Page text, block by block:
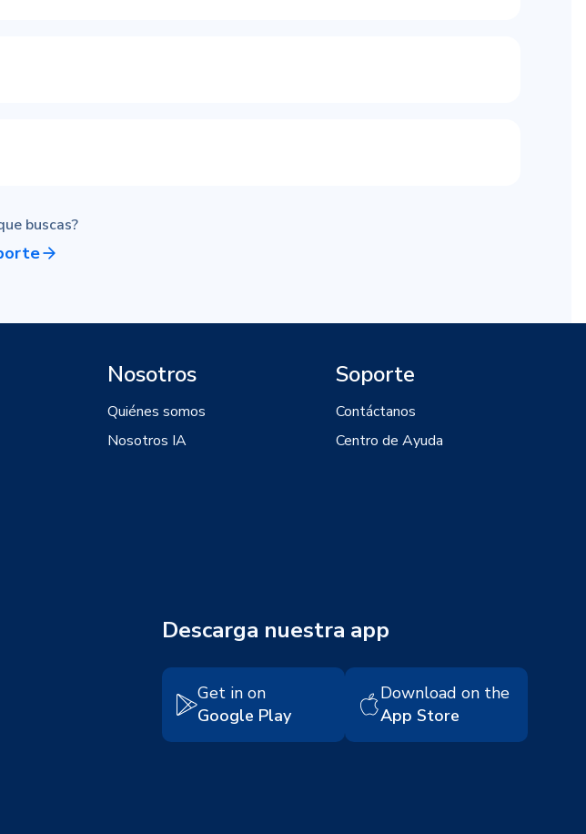
buscas?
Nosotros
Quiénes somos
Nosotros IA
Soporte
Contáctanos
Centro de Ayuda
Descarga nuestra app
Get in on
Google Play
Download on the
App Store